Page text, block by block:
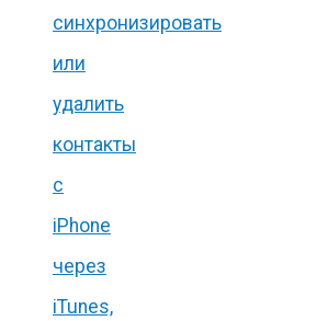
синхронизировать
или
удалить
контакты
с
iPhone
через
iTunes,